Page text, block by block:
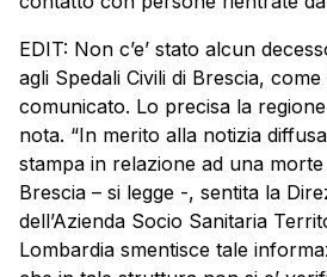
EDIT: Non c’e’ stato alcun
agli Spedali Civili di Brescia,
comunicato. Lo precisa la
nota. “In merito alla notizia
stampa in relazione ad una morte
Brescia – si legge -, sentita la
dell’Azienda Socio Sanitaria
Lombardia smentisce tale